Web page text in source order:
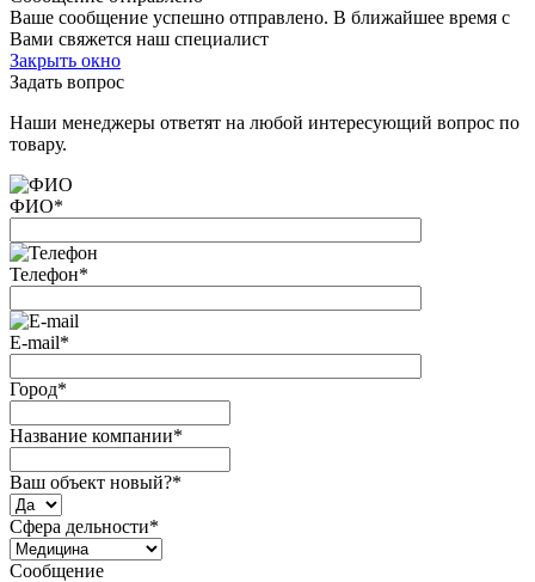
Ваше сообщение успешно отправлено. В ближайшее время с
Вами свяжется наш специалист
Закрыть окно
Задать вопрос
Наши менеджеры ответят на любой интересующий вопрос по
товару.
ФИО*
Телефон*
E-mail*
Город*
Название компании*
Ваш объект новый?*
Сфера дельности*
Сообщение